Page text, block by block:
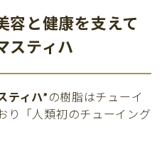
容と健康を支えて
スティハ
ティハ” の樹脂はチューイ
り「人類初のチューイング